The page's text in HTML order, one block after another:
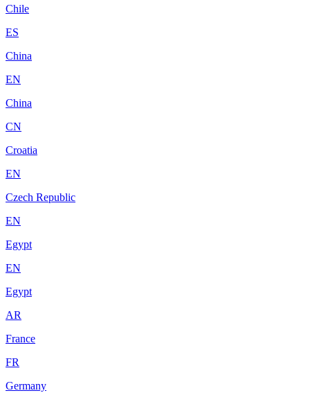
Chile
ES
China
EN
China
CN
Croatia
EN
Czech Republic
EN
Egypt
EN
Egypt
AR
France
FR
Germany